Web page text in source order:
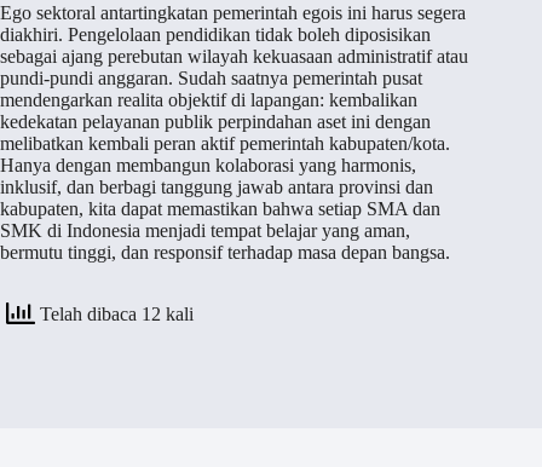
Ego sektoral antartingkatan pemerintah egois ini harus segera
diakhiri. Pengelolaan pendidikan tidak boleh diposisikan
sebagai ajang perebutan wilayah kekuasaan administratif atau
pundi-pundi anggaran. Sudah saatnya pemerintah pusat
mendengarkan realita objektif di lapangan: kembalikan
kedekatan pelayanan publik perpindahan aset ini dengan
melibatkan kembali peran aktif pemerintah kabupaten/kota.
Hanya dengan membangun kolaborasi yang harmonis,
inklusif, dan berbagi tanggung jawab antara provinsi dan
kabupaten, kita dapat memastikan bahwa setiap SMA dan
SMK di Indonesia menjadi tempat belajar yang aman,
bermutu tinggi, dan responsif terhadap masa depan bangsa.
Telah dibaca 12 kali